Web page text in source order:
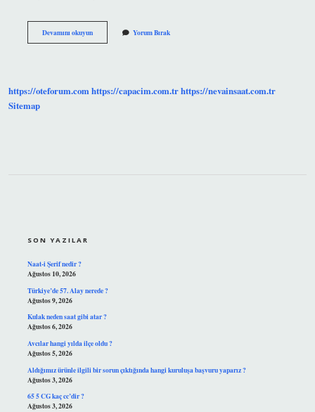
Devamını okuyunSarıkız
Fasulye
Yorum Bırak
https://oteforum.comhttps://capacim.com.trhttps://nevainsaat.com.tr
Sitemap
SON YAZILAR
Naat-i Şerif nedir ?
Ağustos 10, 2026
Türkiye’de 57. Alay nerede ?
Ağustos 9, 2026
Kulak neden saat gibi atar ?
Ağustos 6, 2026
Avcılar hangi yılda ilçe oldu ?
Ağustos 5, 2026
Aldığımız ürünle ilgili bir sorun çıktığında hangi kuruluşa başvuru yaparız ?
Ağustos 3, 2026
65 5 CG kaç cc’dir ?
Ağustos 3, 2026